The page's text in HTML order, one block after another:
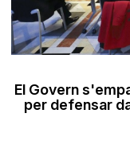
El Govern
per defensar